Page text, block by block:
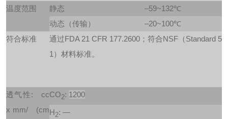
温度范围 静态
–59~132℃
动态（传输）
–20~100℃
符合标准
通过FDA 21 CFR 177.2600；符合NSF（Standard 5
1）材料标准。
透气性: cc
x mm/ (cm
CO2: 1200
H2: —